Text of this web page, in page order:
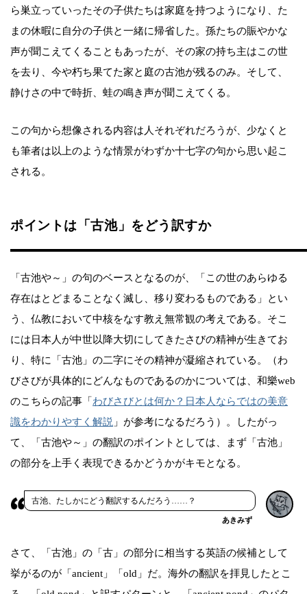
ら巣立っていったその子供たちは家庭を持つようになり、た
まの休暇に自分の子供と一緒に帰省した。孫たちの賑やかな
声が聞こえてくることもあったが、その家の持ち主はこの世
を去り、今や朽ち果てた家と庭の古池が残るのみ。そして、
静けさの中で時折、蛙の鳴き声が聞こえてくる。
この句から想像される内容は人それぞれだろうが、少なくと
も筆者は以上のような情景がわずか十七字の句から思い起こ
される。
ポイントは「古池」をどう訳すか
「古池や～」の句のベースとなるのが、「この世のあらゆる
存在はとどまることなく滅し、移り変わるものである」とい
う、仏教において中核をなす教え無常観の考えである。そこ
には日本人が中世以降大切にしてきたさびの精神が生きてお
り、特に「古池」の二字にその精神が凝縮されている。（わ
びさびが具体的にどんなものであるのかについては、和樂web
のこちらの記事「わびさびとは何か？日本人ならではの美意
識をわかりやすく解説 」が参考になるだろう）。したがっ
て、「古池や～」の翻訳のポイントとしては、まず「古池」
の部分を上手く表現できるかどうかがキモとなる。
古池、たしかにどう翻訳するんだろう……？
あきみず
さて、「古池」の「古」の部分に相当する英語の候補として
挙がるのが「ancient」「old」だ。海外の翻訳を拝見したとこ